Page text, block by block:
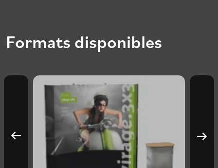
Formats disponibles